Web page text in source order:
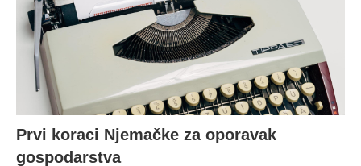
Prvi koraci Njemačke za oporavak
gospodarstva